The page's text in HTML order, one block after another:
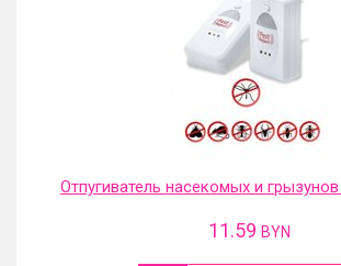
Отпугиватель насекомых и
11.59 BYN